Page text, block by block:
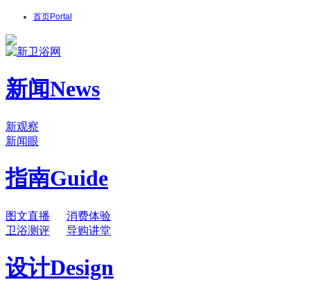
首页Portal
新闻News
新观察
新闻眼
指南Guide
图文直播
消费体验
卫浴测评
导购讲堂
设计Design